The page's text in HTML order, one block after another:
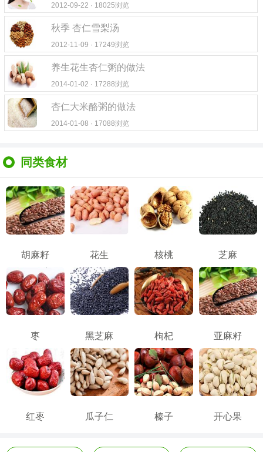
2012-09-22 · 18025浏览
秋季 杏仁雪梨汤
2012-11-09 · 17249浏览
养生花生杏仁粥的做法
2014-01-02 · 17288浏览
杏仁大米酪粥的做法
2014-01-08 · 17088浏览
同类食材
胡麻籽 花生 核桃 芝麻
枣 黑芝麻 枸杞 亚麻籽
红枣 瓜子仁 榛子 开心果